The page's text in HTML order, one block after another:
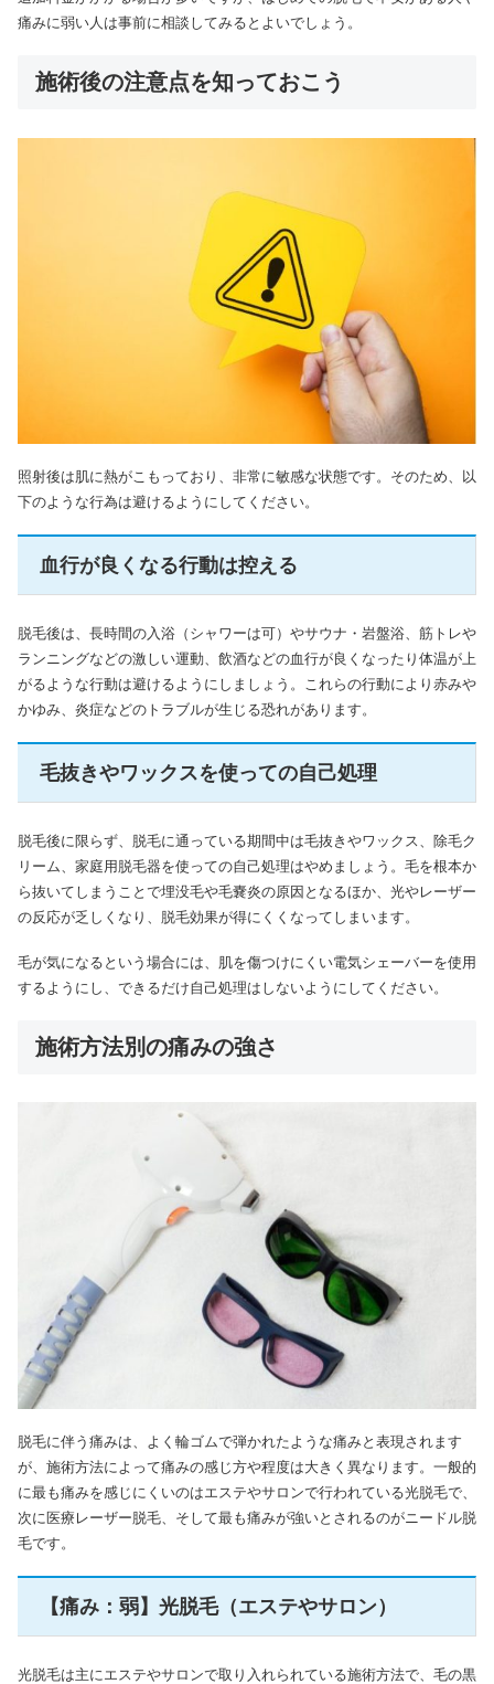
痛みに弱い人は事前に相談してみるとよいでしょう。
施術後の注意点を知っておこう
照射後は肌に熱がこもっており、非常に敏感な状態です。そのため、以
下のような行為は避けるようにしてください。
血行が良くなる行動は控える
脱毛後は、長時間の入浴（シャワーは可）やサウナ・岩盤浴、筋トレや
ランニングなどの激しい運動、飲酒などの血行が良くなったり体温が上
がるような行動は避けるようにしましょう。これらの行動により赤みや
かゆみ、炎症などのトラブルが生じる恐れがあります。
毛抜きやワックスを使っての自己処理
脱毛後に限らず、脱毛に通っている期間中は毛抜きやワックス、除毛ク
リーム、家庭用脱毛器を使っての自己処理はやめましょう。毛を根本か
ら抜いてしまうことで埋没毛や毛嚢炎の原因となるほか、光やレーザー
の反応が乏しくなり、脱毛効果が得にくくなってしまいます。
毛が気になるという場合には、肌を傷つけにくい電気シェーバーを使用
するようにし、できるだけ自己処理はしないようにしてください。
施術方法別の痛みの強さ
脱毛に伴う痛みは、よく輪ゴムで弾かれたような痛みと表現されます
が、施術方法によって痛みの感じ方や程度は大きく異なります。一般的
に最も痛みを感じにくいのはエステやサロンで行われている光脱毛で、
次に医療レーザー脱毛、そして最も痛みが強いとされるのがニードル脱
毛です。
【痛み：弱】光脱毛（エステやサロン）
光脱毛は主にエステやサロンで取り入れられている施術方法で、毛の黒